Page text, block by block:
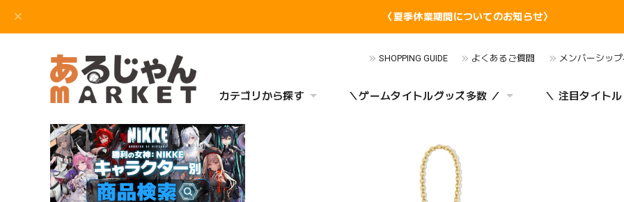
〈夏季休業期間についてのお知らせ〉
SHOPPING GUIDE よくあるご質問 メンバーシッ
カテゴリから探す ＼ゲームタイトルグッズ多数 ／ ＼ 注目タイト